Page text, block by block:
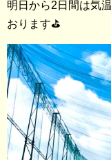
明日から2日間は気
おります⛳️